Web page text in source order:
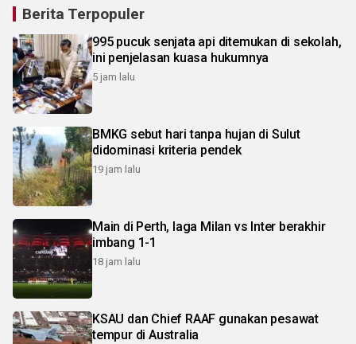
Berita Terpopuler
995 pucuk senjata api ditemukan di sekolah,
ini penjelasan kuasa hukumnya
5 jam lalu
BMKG sebut hari tanpa hujan di Sulut
didominasi kriteria pendek
19 jam lalu
Main di Perth, laga Milan vs Inter berakhir
imbang 1-1
18 jam lalu
KSAU dan Chief RAAF gunakan pesawat
tempur di Australia